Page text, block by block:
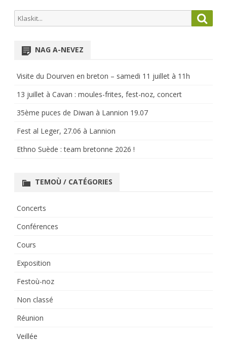
Search
for:
NAG A-NEVEZ
Visite du Dourven en breton – samedi 11 juillet à 11h
13 juillet à Cavan : moules-frites, fest-noz, concert
35ème puces de Diwan à Lannion 19.07
Fest al Leger, 27.06 à Lannion
Ethno Suède : team bretonne 2026 !
TEMOÙ / CATÉGORIES
Concerts
Conférences
Cours
Exposition
Festoù-noz
Non classé
Réunion
Veillée